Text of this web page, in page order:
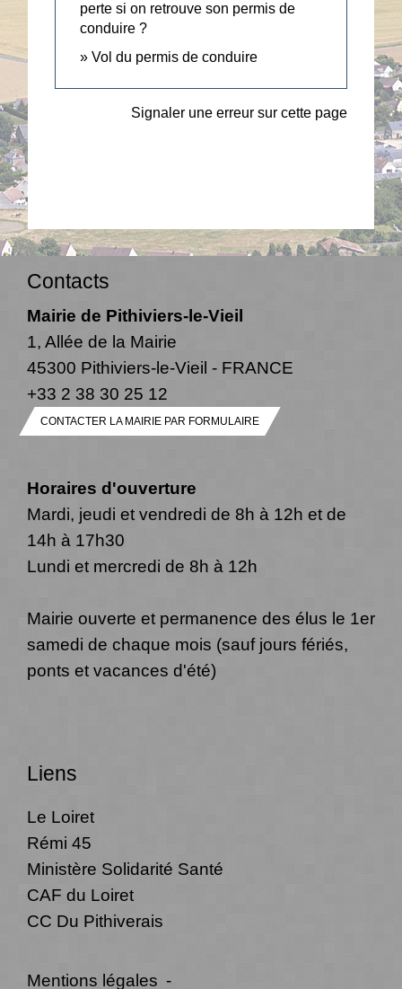
perte si on retrouve son permis de
conduire ?
Vol du permis de conduire
Signaler une erreur sur cette page
Contacts
Mairie de Pithiviers-le-Vieil
1, Allée de la Mairie
45300 Pithiviers-le-Vieil - FRANCE
+33 2 38 30 25 12
CONTACTER LA MAIRIE PAR FORMULAIRE
Horaires d'ouverture
Mardi, jeudi et vendredi de 8h à 12h et de
14h à 17h30
Lundi et mercredi de 8h à 12h
Mairie ouverte et permanence des élus le 1er
samedi de chaque mois (sauf jours fériés,
ponts et vacances d'été)
Liens
Le Loiret
Rémi 45
Ministère Solidarité Santé
CAF du Loiret
CC Du Pithiverais
Mentions légales -